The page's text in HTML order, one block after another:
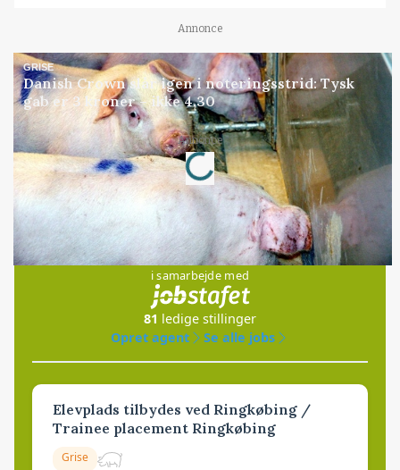
Annonce
GRISE
Danish Crown slår igen i noteringsstrid: Tysk
gab er 3 kroner – ikke 4,30
Annonce
Loading...
Jobs
i samarbejde med
81 ledige stillinger
Opret agent
Se alle jobs
Elevplads tilbydes ved Ringkøbing /
Trainee placement Ringkøbing
Grise